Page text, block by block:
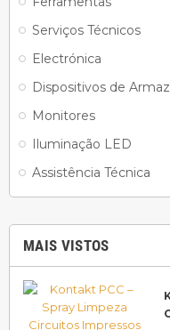
Serviços Técnicos
Electrónica
Dispositivos de
Monitores
Iluminação LED
Assistência Técnica
MAIS VISTOS